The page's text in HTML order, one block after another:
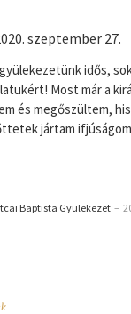
szeptember 27.
idős,
Most már a
és megőszültem,
jártam
Baptista Gyülekezet –